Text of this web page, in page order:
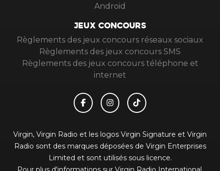
Android
JEUX CONCOURS
Règlements des jeux concours réseaux sociaux
Règlements des jeux concours SMS
Règlements des jeux concours téléphone et
internet
Virgin, Virgin Radio et les logos Virgin Signature et Virgin
Radio sont des marques déposées de Virgin Enterprises
Limited et sont utilisés sous licence.